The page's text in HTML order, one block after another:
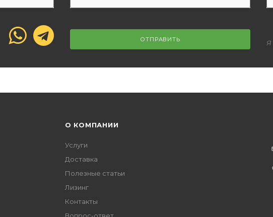
ОТПРАВИТЬ Я
О КОМПАНИИ
Услуги
Доставка
Полезные статьи
Лизинг
Контакты